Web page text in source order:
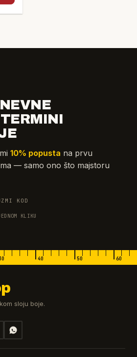
10% popusta na prvu
— samo ono što majstoru
KOD
KLIKU
40 50 60
sloju boje.